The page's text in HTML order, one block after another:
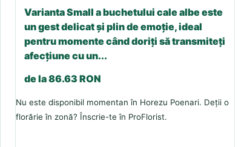
Varianta Small a buchetului cale albe este
un gest delicat și plin de emoție, ideal
pentru momente când doriți să transmiteți
afecțiune cu un...
de la 86.63 RON
Nu este disponibil momentan în Horezu Poenari. Deții o
florărie în zonă? Înscrie-te în ProFlorist.